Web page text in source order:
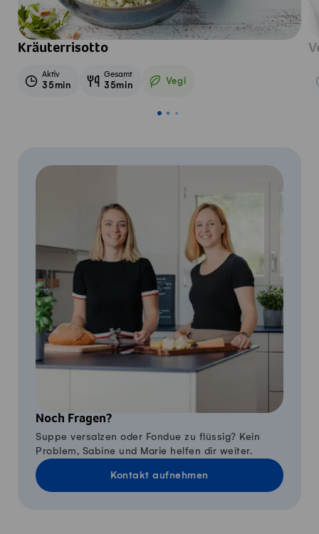
Kräuterrisotto
Aktiv
35min
Gesamt
35min Vegi
Vegetarisch
Noch Fragen?
Suppe versalzen oder Fondue zu flüssig? Kein
Problem, Sabine und Marie helfen dir weiter.
Kontakt aufnehmen